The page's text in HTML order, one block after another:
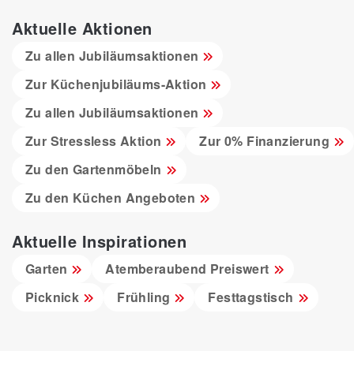
Aktuelle Aktionen
Zu allen Jubiläumsaktionen
Zur Küchenjubiläums-Aktion
Zu allen Jubiläumsaktionen
Zur Stressless Aktion
Zur 0% Finanzierung
Zu den Gartenmöbeln
Zu den Küchen Angeboten
Aktuelle Inspirationen
Garten
Atemberaubend Preiswert
Picknick
Frühling Festtagstisch